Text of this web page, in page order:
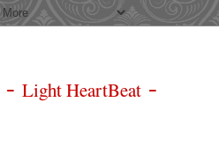
- Light HeartBeat -